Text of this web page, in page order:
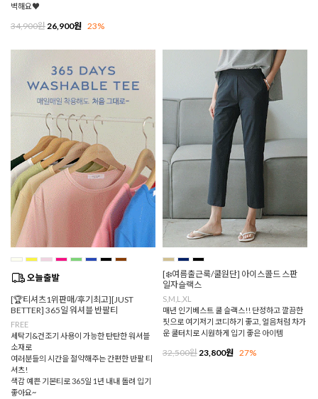
벽해요♥
34,900원 26,900원 23%
[🏆티셔츠1위판매/후기최고][JUST
BETTER] 365일 워셔블 반팔티
FREE
세탁기&건조기 사용이 가능한 탄탄한 워셔블
소재로
여러분들의 시간을 절약해주는 간편한 반팔 티
셔츠!
색감 예쁜 기본티로 365일 1년 내내 돌려 입기
좋아요~
[❄️여름출근룩/쿨원단] 아이스콜드 스판
일자슬랙스
S,M,L,XL
매년 인기베스트 쿨 슬랙스!! 단정하고 깔끔한
핏으로 여기저기 코디하기 좋고, 얼음처럼 차가
운 쿨터치로 시원하게 입기 좋은 아이템
32,500원 23,800원 27%